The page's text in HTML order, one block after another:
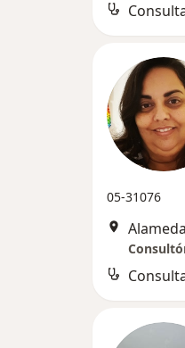
05-31076